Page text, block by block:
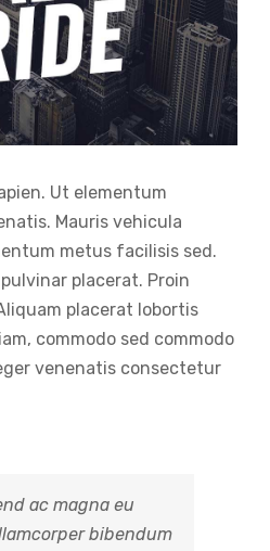
Ut elementum
Mauris vehicula
metus facilisis sed.
placerat. Proin
placerat lobortis
commodo sed commodo
venenatis consectetur
ac magna eu
bibendum